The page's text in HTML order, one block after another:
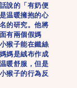
說的「有奶便
温暖擁抱的心
的研究。他將
有兩個假媽
猴子能在鐵絲
媽是絨布作成
暖舒服，但是
猴子的行為反